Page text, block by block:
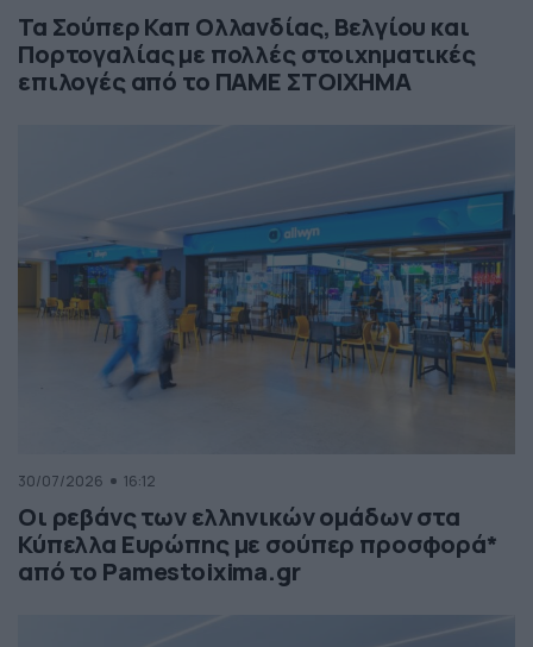
Τα Σούπερ Καπ Ολλανδίας, Βελγίου και
Πορτογαλίας με πολλές στοιχηματικές
επιλογές από το ΠΑΜΕ ΣΤΟΙΧΗΜΑ
30/07/2026 16:12
Οι ρεβάνς των ελληνικών ομάδων στα
Κύπελλα Ευρώπης με σούπερ προσφορά*
από το Pamestoixima.gr